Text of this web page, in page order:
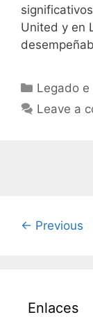
United y en
Legado e
Leave a
← Previous
Enlaces